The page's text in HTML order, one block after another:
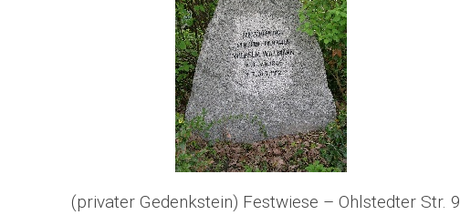
(privater Gedenkstein) Festwiese – Ohlstedter Str. 9